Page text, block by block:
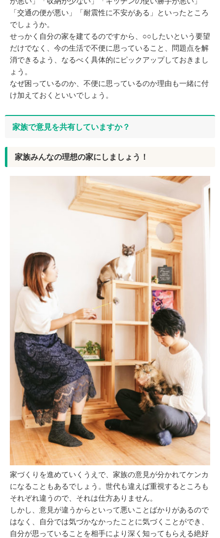
「交通の便が悪い」「耐震性に不安がある」といったところ
でしょうか。
せっかく自分の家を建てるのですから、○○したいという要望
だけでなく、今の生活で不便に思っていること、問題点を解
消できるよう、なるべく具体的にピックアップしておきまし
ょう。
なぜ困っているのか、不便に思っているのか理由も一緒に付
け加えておくといいでしょう。
家族で意見を共有していますか？
家族みんなの理想の家にしましょう！
家づくりを進めていくうえで、家族の意見が分かれてケンカ
になることもあるでしょう。世代も違えば重視するところも
それぞれ違うので、それは仕方ありません。
しかし、意見が違うからといって悪いことばかりがあるので
はなく、自分では気づかなかったことに気づくことができ、
自分が思っていることを相手により深く知ってもらえる絶好